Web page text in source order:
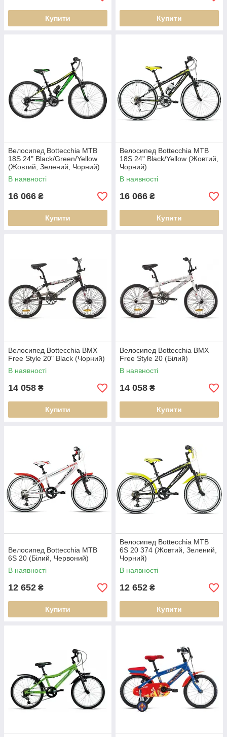
Купити Купити
Велосипед Bottecchia MTB
18S 24" Black/Green/Yellow
(Жовтий, Зелений, Чорний)
В наявності
16 066 ₴
Купити
Велосипед Bottecchia MTB
18S 24" Black/Yellow (Жовтий,
Чорний)
В наявності
16 066 ₴
Купити
Велосипед Bottecchia BMX
Free Style 20" Black (Чорний)
В наявності
14 058 ₴
Купити
Велосипед Bottecchia BMX
Free Style 20 (Білий)
В наявності
14 058 ₴
Купити
Велосипед Bottecchia MTB
6S 20 (Білий, Червоний)
В наявності
12 652 ₴
Купити
Велосипед Bottecchia MTB
6S 20 374 (Жовтий, Зелений,
Чорний)
В наявності
12 652 ₴
Купити